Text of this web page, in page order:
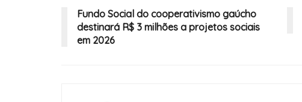
Fundo Social do cooperativismo gaúcho
destinará R$ 3 milhões a projetos sociais
em 2026